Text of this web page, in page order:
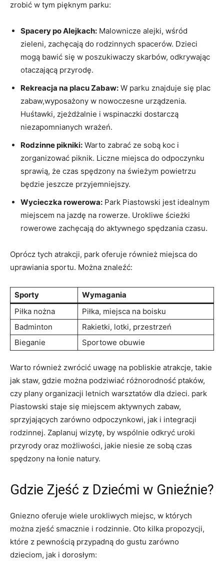
zrobić w tym pięknym parku:
Spacery po Alejkach: Malownicze alejki, wśród⁤
zieleni, zachęcają do rodzinnych spacerów. Dzieci
mogą bawić się w⁢ poszukiwaczy skarbów, odkrywając
otaczającą przyrodę.
Rekreacja⁢ na placu Zabaw: W‍ parku znajduje się plac
zabaw,wyposażony ‍w nowoczesne urządzenia.
Huśtawki, zjeżdżalnie i wspinaczki dostarczą
niezapomnianych wrażeń.
Rodzinne pikniki: Warto zabrać ​ze sobą koc i
⁢zorganizować piknik. Liczne ‍miejsca do ‌odpoczynku
sprawią, że czas spędzony ‌na świeżym powietrzu
będzie jeszcze przyjemniejszy.
Wycieczka rowerowa: Park Piastowski jest idealnym
miejscem na jazdę na rowerze.⁤ Urokliwe ⁤ścieżki
rowerowe zachęcają do aktywnego spędzania czasu.
Oprócz tych atrakcji, park oferuje również ⁤miejsca do
uprawiania sportu. ⁤Można znaleźć:
Sporty
Wymagania
Piłka⁤ nożna
Piłka, miejsca na boisku
Badminton
Rakietki,​ lotki, ⁤przestrzeń
Bieganie
Sportowe obuwie
Warto również zwrócić uwagę na pobliskie atrakcje, ⁣takie
jak staw,⁤ gdzie‌ można podziwiać różnorodność ptaków, ​
czy ⁢plany ‌organizacji letnich warsztatów dla dzieci. ⁢park
Piastowski staje ⁢się miejscem aktywnych ⁣zabaw,⁤
sprzyjających ⁢zarówno odpoczynkowi,​ jak ⁢i ‌integracji ​
rodzinnej. ⁣Zaplanuj wizytę, by wspólnie odkryć uroki
przyrody oraz możliwości,‍ jakie niesie ze sobą czas
spędzony na łonie natury.
Gdzie Zjeść ​z Dziećmi w​ Gnieźnie?
Gniezno⁣ oferuje wiele urokliwych miejsc, ⁣w ⁤których
⁤można zjeść smacznie ‌i rodzinnie. ⁣Oto kilka propozycji,
które z pewnością przypadną do ‍gustu zarówno
dzieciom, jak i dorosłym: